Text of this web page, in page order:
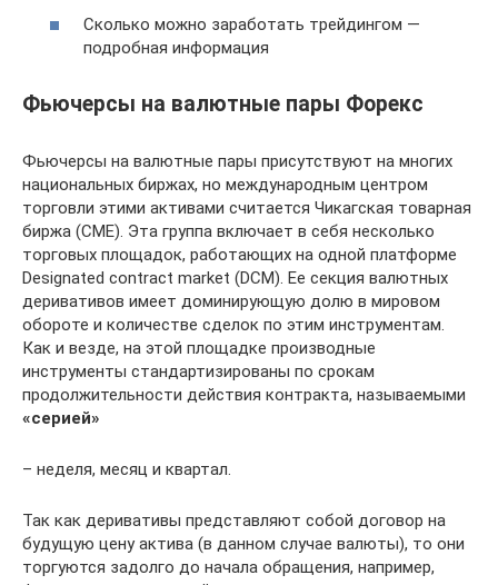
Сколько можно заработать трейдингом —
подробная информация
Фьючерсы на валютные пары Форекс
Фьючерсы на валютные пары присутствуют на многих
национальных биржах, но международным центром
торговли этими активами считается Чикагская товарная
биржа (CME). Эта группа включает в себя несколько
торговых площадок, работающих на одной платформе
Designated contract market (DCM). Ее секция валютных
деривативов имеет доминирующую долю в мировом
обороте и количестве сделок по этим инструментам.
Как и везде, на этой площадке производные
инструменты стандартизированы по срокам
продолжительности действия контракта, называемыми
«серией»
– неделя, месяц и квартал.
Так как деривативы представляют собой договор на
будущую цену актива (в данном случае валюты), то они
торгуются задолго до начала обращения, например,